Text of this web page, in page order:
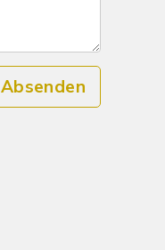
Absenden